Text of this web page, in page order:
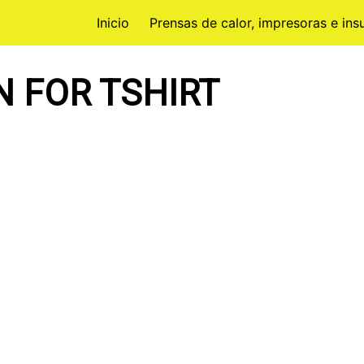
Inicio Prensas de calor, impresoras e
FOR TSHIRT